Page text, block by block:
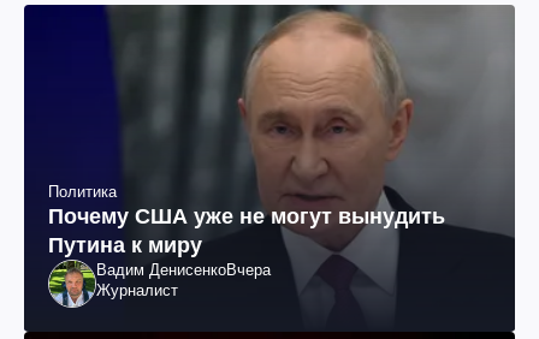
Политика
Почему США уже не могут вынудить
Путина к миру
Вадим ДенисенкоВчера
Журналист